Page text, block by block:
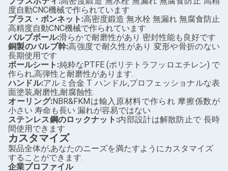
度自動CNC機械で作られています
ブラス・ボンネット:高密度鍛造 無水栓 無漏れ 無腐食防止
高精度自動CNC機械で作られています
バルブボール:滑らかで耐磨性があり 密封性能も良好です
銅製のバルブ幹:高強度で耐久性があり 変形や骨折のない
長期使用です
ボールシート:純粋なPTFE (ポリテトラフッロエチレン) で
作られ,高弾性と耐磨性があります.
ハンドル:アルミ合金 T ハンドル,プロフェッショナルな表
面塗装,耐磨性,耐腐蝕性.
オーリング:NBR&FKMは輸入原材料で作られ 摩擦係数が
小さい 寿命も長い 漏れが容易ではない
ステンレス鋼のロックナット:内部設計は解散防止で 長時
間使用できます
カスタマイズ
製品全体が,あなたのニーズを満たすようにカスタマイズ
することができます.
企業プロファイル